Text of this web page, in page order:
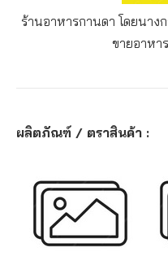
ร้านอาหารกานดา โดยนาง
ขายอาหา
ผลิตภัณฑ์ / ตราสินค้า :